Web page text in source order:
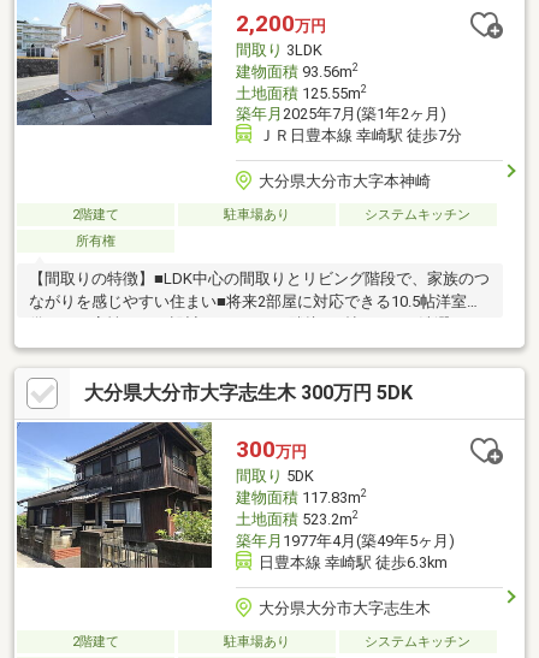
間帯はお電話でのお問い合わせがスムーズにご案内できます。電
話でお問い合わせのボタンよりお気軽にお電話ください！（定休
日：毎週水曜日、木曜日）
2,200万円
間取り 3LDK
建物面積93.56m2
土地面積125.55m2
築年月 2025年7月(築1年2ヶ月)
ＪＲ日豊本線 幸崎駅 徒歩7分
大分県大分市大字本神崎
2階建て 駐車場あり
システムキッチン
所有権
【間取りの特徴】■LDK中心の間取りとリビング階段で、家族のつ
ながりを感じやすい住まい■将来2部屋に対応できる10.5帖洋室を
収納までがスムーズな家事動線【周辺環境】■ファミリーマート
佐賀関本神崎店まで210m■大分市立こうざき小学校まで400m■大
分市立神崎中学校まで15m■幸崎駅まで500m【営業時間】9：00
～18：00この時間帯はお電話でのお問い合わせがスムーズにご案
内できます。電話でお問い合わせのボタンよりお気軽にお電話く
ださい！（定休日：毎週水曜日、木曜日）
大分県大分市大字志生木 300万円 5DK
300万円
間取り 5DK
建物面積117.83m2
土地面積523.2m2
築年月 1977年4月(築49年5ヶ月)
日豊本線 幸崎駅 徒歩6.3km
大分県大分市大字志生木
2階建て 駐車場あり
システムキッチン